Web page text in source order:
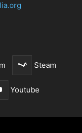
Steam
Youtube